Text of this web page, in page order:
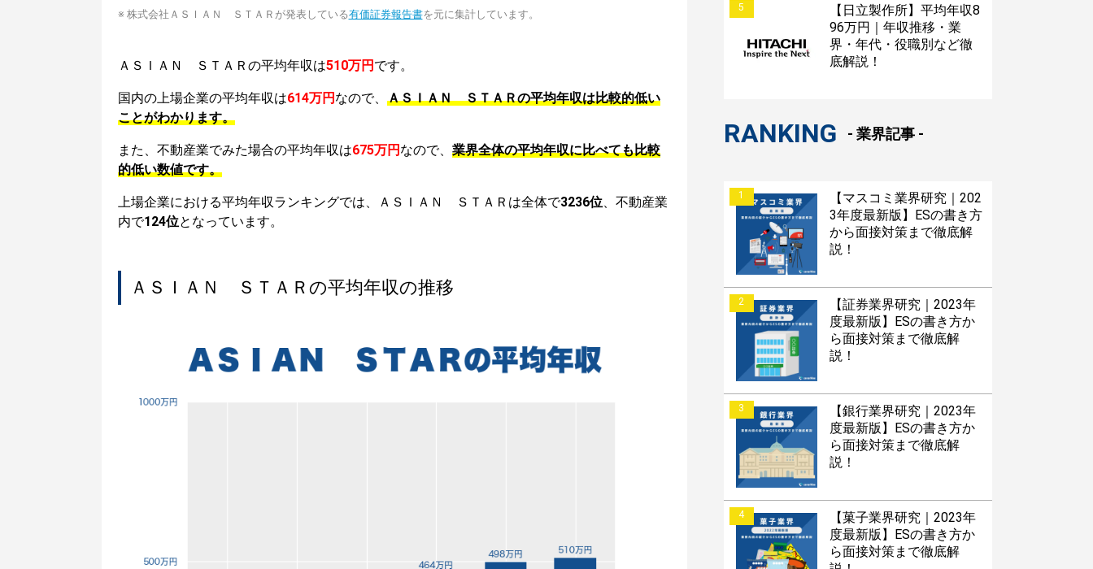
※ 株式会社ＡＳＩＡＮ ＳＴＡＲが発表している有価証券報告書を元に集計しています。
ＡＳＩＡＮ ＳＴＡＲの平均年収は510万円 です。
国内の上場企業の平均年収は614万円 なので、 ＡＳＩＡＮ ＳＴＡＲの平均年収は比較的低い
ことがわかります。
また、不動産業でみた場合の平均年収は675万円 なので、 業界全体の平均年収に比べても比較
的低い数値です。
上場企業における平均年収ランキングでは、ＡＳＩＡＮ ＳＴＡＲは全体で3236位、不動産業
内で124位となっています。
ＡＳＩＡＮ ＳＴＡＲの平均年収の推移
5
【日立製作所】平均年収8
96万円｜年収推移・業
界・年代・役職別など徹
底解説！
RANKING - 業界記事 -
1
【マスコミ業界研究｜202
3年度最新版】ESの書き方
から面接対策まで徹底解
説！
2
【証券業界研究｜2023年
度最新版】ESの書き方か
ら面接対策まで徹底解
説！
3
【銀行業界研究｜2023年
度最新版】ESの書き方か
ら面接対策まで徹底解
説！
4
【菓子業界研究｜2023年
度最新版】ESの書き方か
ら面接対策まで徹底解